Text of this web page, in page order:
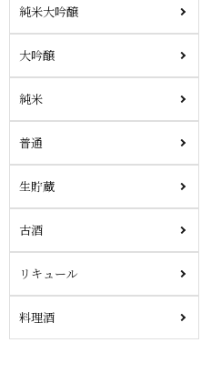
純米大吟醸
大吟醸
純米
普通
生貯蔵
古酒
リキュール
料理酒